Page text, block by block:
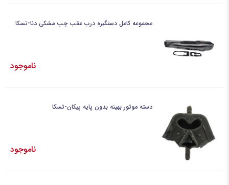
مجموعه کامل دستگیره درب عقب چپ مشکی دنا-تسکا
ناموجود
دسته موتور بهینه بدون پایه پیکان-تسکا
ناموجود